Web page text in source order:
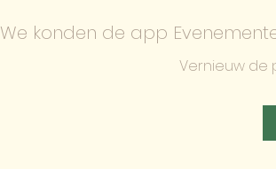
We konden de app
Vernieuw de